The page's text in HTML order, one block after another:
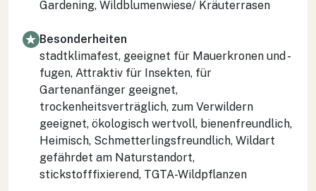
Gardening, Wildblumenwiese/ Kräuterrasen
Besonderheiten
stadtklimafest, geeignet für Mauerkronen und -
fugen, Attraktiv für Insekten, für
Gartenanfänger geeignet,
trockenheitsverträglich, zum Verwildern
geeignet, ökologisch wertvoll, bienenfreundlich,
Heimisch, Schmetterlingsfreundlich, Wildart
gefährdet am Naturstandort,
stickstofffixierend, TGTA-Wildpflanzen